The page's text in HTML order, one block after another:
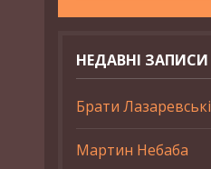
НЕДАВНІ ЗАПИСИ
Брати Лазаревські
Мартин Небаба